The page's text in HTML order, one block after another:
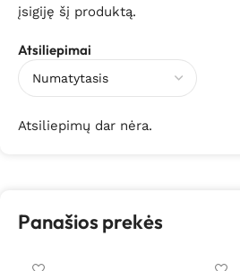
Atsiliepimai
Atsiliepimų dar nėra.
įsigiję šį produktą.
Panašios prekės